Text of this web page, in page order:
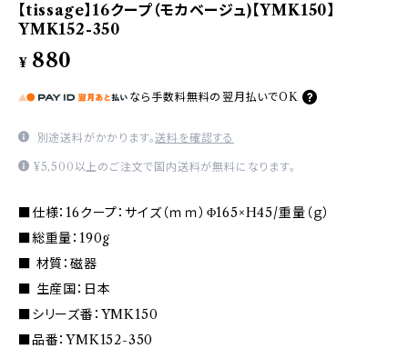
【tissage】16クープ（モカベージュ)【YMK150】
YMK152-350
¥ 880
なら 手数料無料の 翌月払いでOK
別途送料がかかります。送料を確認する
¥5,500以上のご注文で国内送料が無料になります。
■仕様：16クープ：サイズ（ｍｍ）Φ165×H45/重量（ｇ）
■総重量：190g
■ 材質：磁器
■ 生産国：日本
■シリーズ番：YMK150
■品番：YMK152-350